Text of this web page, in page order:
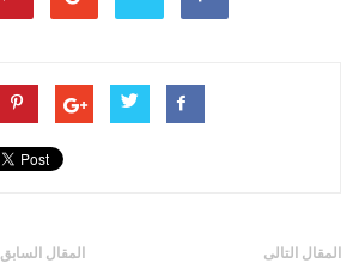
المقال السابق المقال التالى